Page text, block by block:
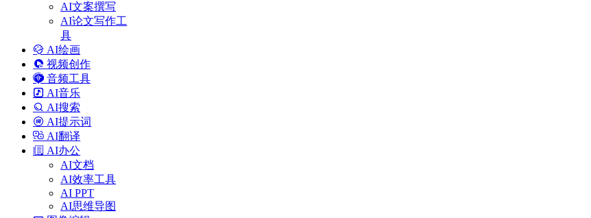
AI文案撰写
AI论文写作工
具
AI绘画
视频创作
音频工具
AI音乐
AI搜索
AI提示词
AI翻译
AI办公
AI文档
AI效率工具
AI PPT
AI思维导图